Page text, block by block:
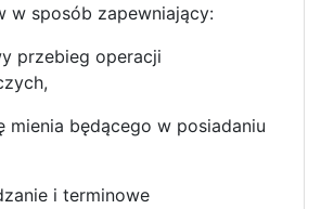
w sposób zapewniający:
przebieg operacji
mienia będącego w posiadaniu
i terminowe